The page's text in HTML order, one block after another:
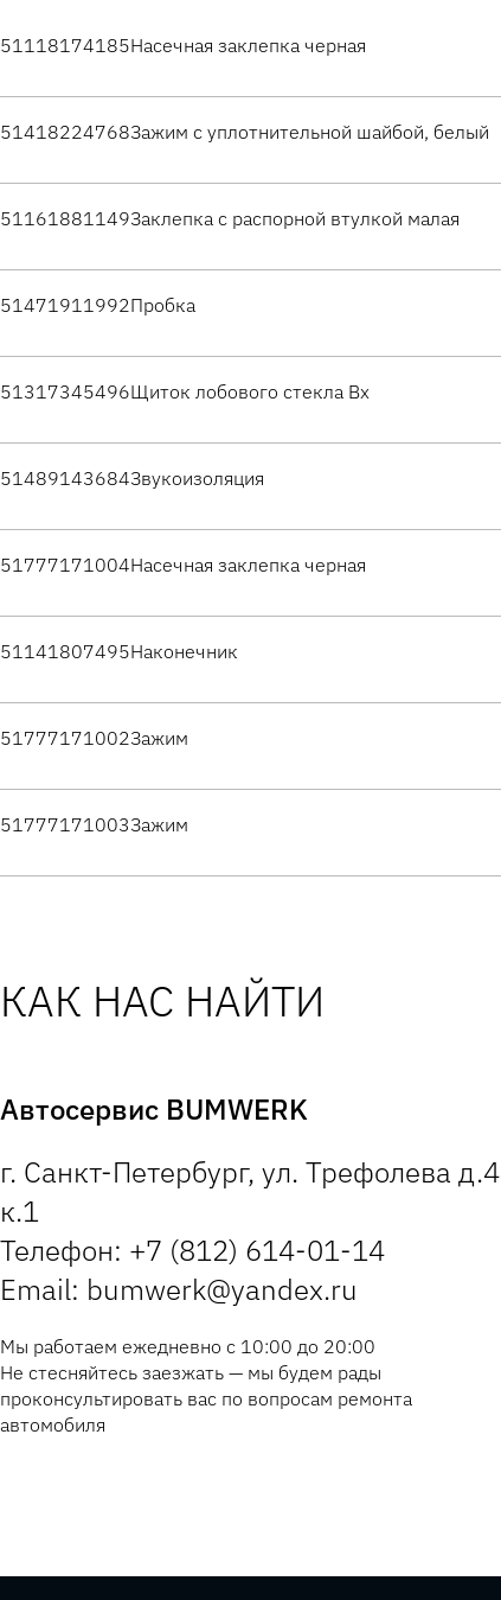
51118174185Насечная заклепка черная
51418224768Зажим с уплотнительной шайбой, белый
51161881149Заклепка с распорной втулкой малая
51471911992Пробка
51317345496Щиток лобового стекла Вх
51489143684Звукоизоляция
51777171004Насечная заклепка черная
51141807495Наконечник
51777171002Зажим
51777171003Зажим
КАК НАС НАЙТИ
Автосервис BUMWERK
г. Санкт-Петербург, ул. Трефолева д.4
к.1
Телефон: +7 (812) 614-01-14
Email: bumwerk@yandex.ru
Мы работаем ежедневно с 10:00 до 20:00
Не стесняйтесь заезжать — мы будем рады
проконсультировать вас по вопросам ремонта
автомобиля